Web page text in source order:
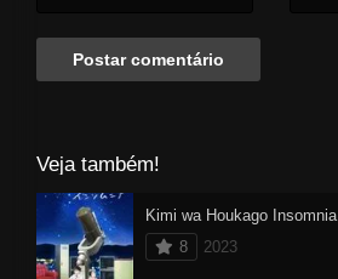
Veja também!
Kimi wa Houkago Insomnia
8
2023